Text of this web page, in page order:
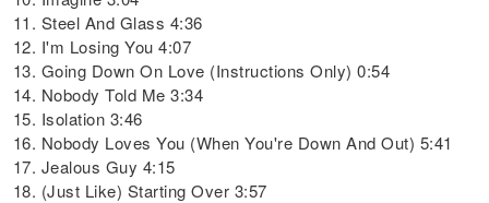
11. Steel And Glass 4:36
12. I'm Losing You 4:07
13. Going Down On Love (Instructions Only) 0:54
14. Nobody Told Me 3:34
15. Isolation 3:46
16. Nobody Loves You (When You're Down And Out) 5:41
17. Jealous Guy 4:15
18. (Just Like) Starting Over 3:57